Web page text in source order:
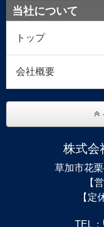
当社について
トップ
会社概要
株式会
草加市花
【
【定
TEL：